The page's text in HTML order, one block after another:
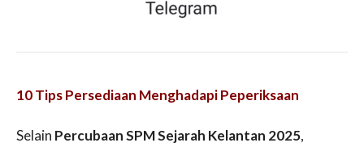
10 Tips Persediaan Menghadapi Peperiksaan
Selain Percubaan SPM Sejarah Kelantan 2025,